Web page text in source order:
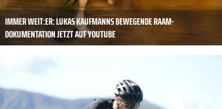
IMMER WEIT:ER: LUKAS KAUFMANNS BEWEGENDE RAAM-
DOKUMENTATION JETZT AUF YOUTUBE